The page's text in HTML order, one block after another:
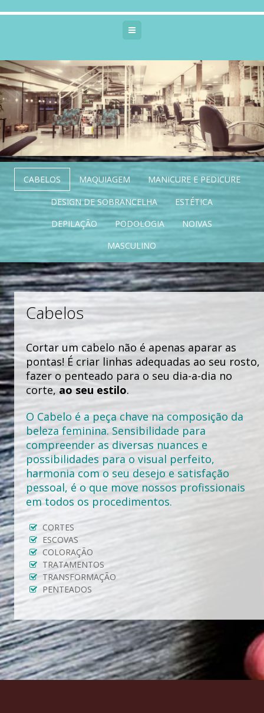
CABELOS MAQUIAGEM
MANICURE E PEDICURE
DESIGN DE SOBRANCELHA
ESTÉTICA
DEPILAÇÃO
PODOLOGIA
NOIVAS
MASCULINO
Cabelos
Cortar um cabelo não é apenas aparar as
pontas! É criar linhas adequadas ao seu rosto,
fazer o penteado para o seu dia-a-dia no
corte,ao seu estilo.
O Cabelo é a peça chave na composição da
beleza feminina. Sensibilidade para
compreender as diversas nuances e
possibilidades para o visual perfeito,
harmonia com o seu desejo e satisfação
pessoal, é o que move nossos profissionais
em todos os procedimentos.
CORTES
ESCOVAS
COLORAÇÃO
TRATAMENTOS
TRANSFORMAÇÃO
PENTEADOS